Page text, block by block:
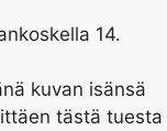
14.
kuvan isänsä
tästä tuesta